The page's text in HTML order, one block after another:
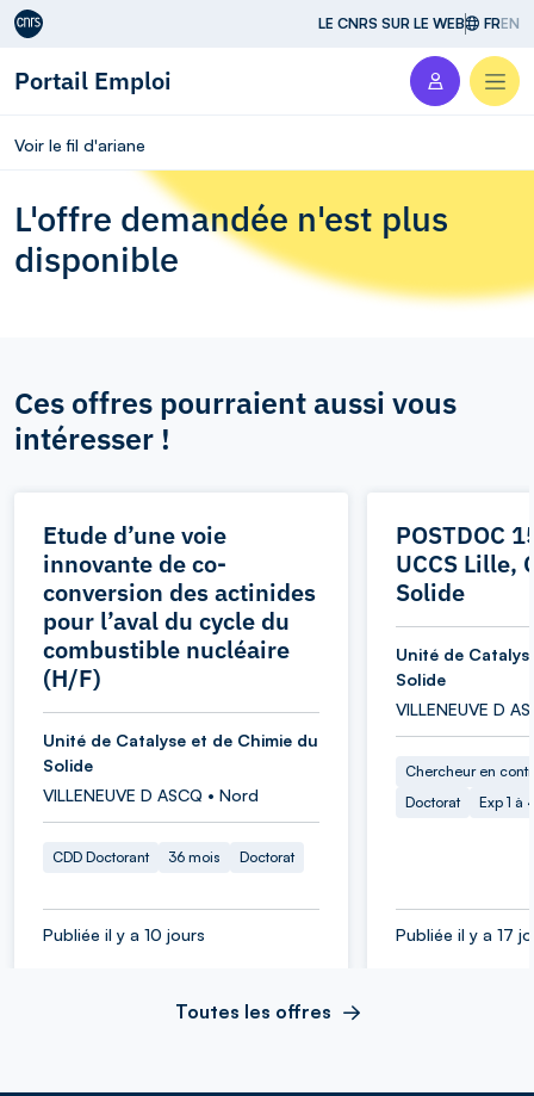
Aller au contenu LE CNRS SUR LE WEB FREN
Portail Emploi
Voir le fil d'ariane
L'offre demandée n'est plus
disponible
Ces offres pourraient aussi vous
intéresser !
Etude d’une voie
innovante de co-
conversion des actinides
pour l’aval du cycle du
combustible nucléaire
(H/F)
Unité de Catalyse et de Chimie du
Solide
VILLENEUVE D ASCQ • Nord
CDD Doctorant 36 mois Doctorat
Publiée il y a 10 jours
POSTDOC
UCCS Lille,
Solide
Unité de
Solide
VILLENEUVE D
Chercheur en
Doctorat
Exp 1 à
Publiée il y a 17
Toutes les offres